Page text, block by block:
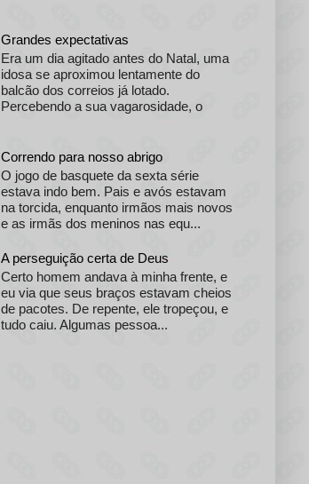
Grandes expectativas
Era um dia agitado antes do Natal, uma
idosa se aproximou lentamente do
balcão dos correios já lotado.
Percebendo a sua vagarosidade, o
Correndo para nosso abrigo
O jogo de basquete da sexta série
estava indo bem. Pais e avós estavam
na torcida, enquanto irmãos mais novos
e as irmãs dos meninos nas equ...
A perseguição certa de Deus
Certo homem andava à minha frente, e
eu via que seus braços estavam cheios
de pacotes. De repente, ele tropeçou, e
tudo caiu. Algumas pessoa...